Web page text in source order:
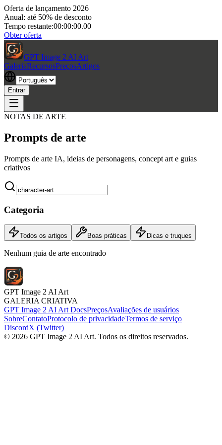
Oferta de lançamento 2026
Anual: até 50% de desconto
Tempo restante:00:00:00.00
Obter oferta
GPT Image 2 AI Art
GaleriaRecursosPreçosArtigos
Entrar
NOTAS DE ARTE
Prompts de arte
Prompts de arte IA, ideias de personagens, concept art e guias
criativos
Categoria
Todos os artigos Boas práticas Dicas e truques
Nenhum guia de arte encontrado
GPT Image 2 AI Art
GALERIA CRIATIVA
GPT Image 2 AI Art DocsPreçosAvaliações de usuários
SobreContatoProtocolo de privacidadeTermos de serviço
DiscordX (Twitter)
© 2026 GPT Image 2 AI Art. Todos os direitos reservados.